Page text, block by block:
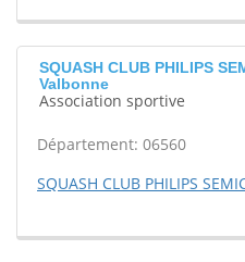
SQUASH CLUB PHILIPS
Valbonne
Association sportive
Département: 06560
SQUASH CLUB PHILIPS